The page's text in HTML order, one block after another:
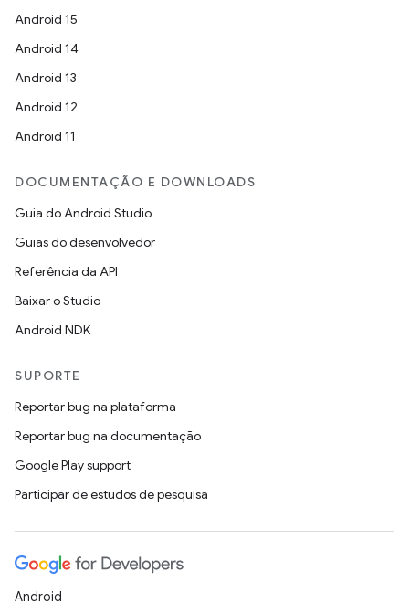
Android 15
Android 14
Android 13
Android 12
Android 11
DOCUMENTAÇÃO E DOWNLOADS
Guia do Android Studio
Guias do desenvolvedor
Referência da API
Baixar o Studio
Android NDK
SUPORTE
Reportar bug na plataforma
Reportar bug na documentação
Google Play support
Participar de estudos de pesquisa
Android